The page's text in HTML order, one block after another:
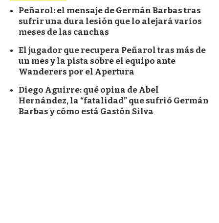
Peñarol: el mensaje de Germán Barbas tras
sufrir una dura lesión que lo alejará varios
meses de las canchas
El jugador que recupera Peñarol tras más de
un mes y la pista sobre el equipo ante
Wanderers por el Apertura
Diego Aguirre: qué opina de Abel
Hernández, la “fatalidad” que sufrió Germán
Barbas y cómo está Gastón Silva